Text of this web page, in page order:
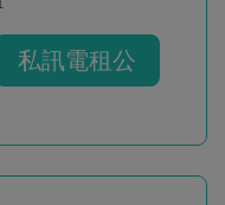
私訊電租公